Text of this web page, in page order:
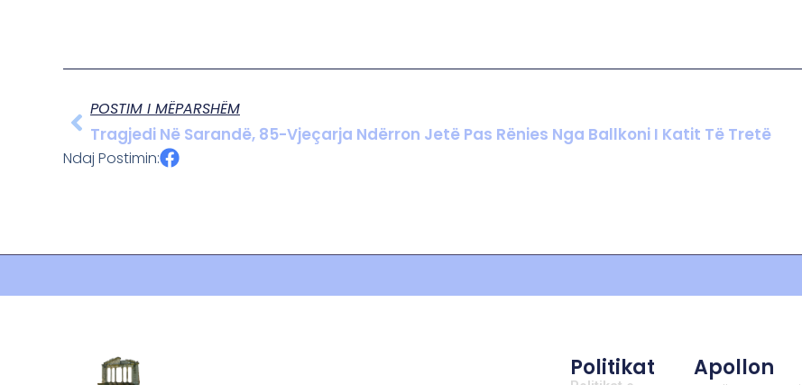
POSTIM I MËPARSHËM
Tragjedi Në Sarandë, 85-Vjeçarja Ndërron Jetë Pas Rënies Nga Ballkoni I Katit Të Tretë
Ndaj Postimin:
Politikat Apollon